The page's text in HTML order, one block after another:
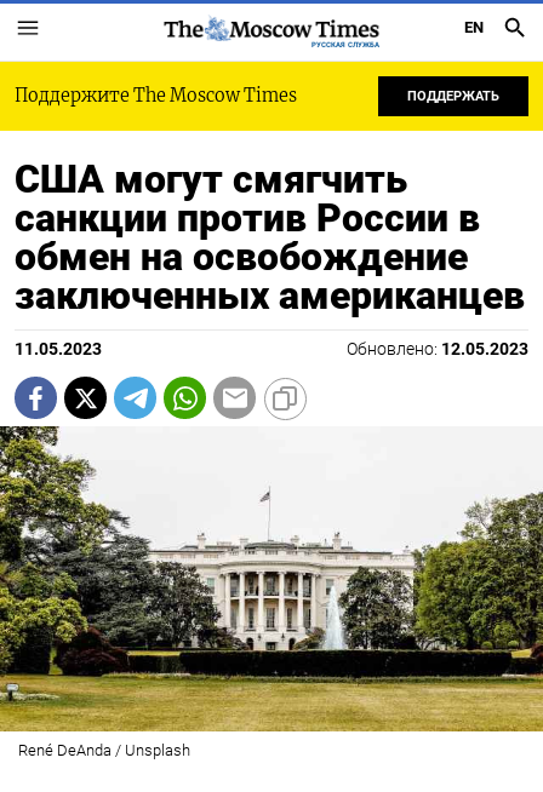
РУССКАЯ СЛУЖБА
EN
Поддержите The Moscow Times ПОДДЕРЖАТЬ
США могут смягчить
санкции против России в
обмен на освобождение
заключенных американцев
11.05.2023 Обновлено: 12.05.2023
René DeAnda / Unsplash